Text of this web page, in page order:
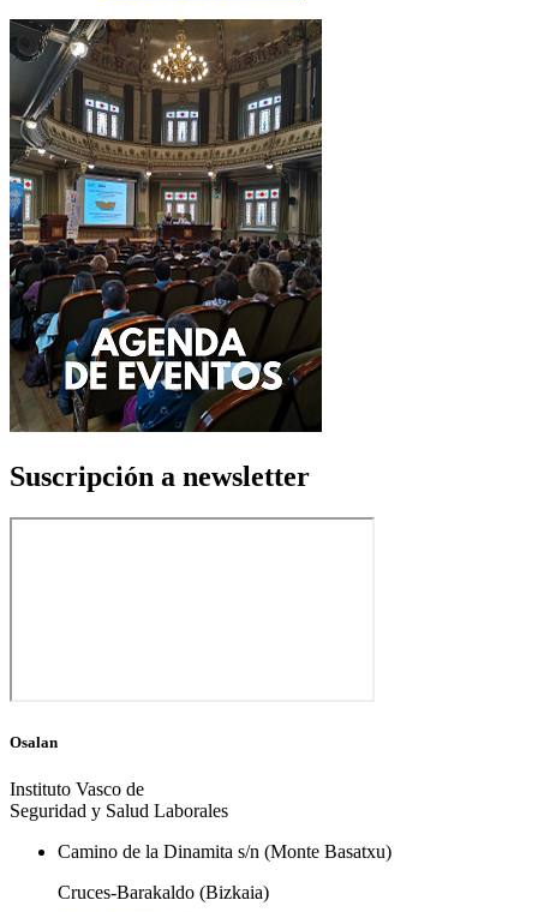
Suscripción a newsletter
Osalan
Instituto Vasco de
Seguridad y Salud Laborales
Camino de la Dinamita s/n (Monte Basatxu)
Cruces-Barakaldo (Bizkaia)